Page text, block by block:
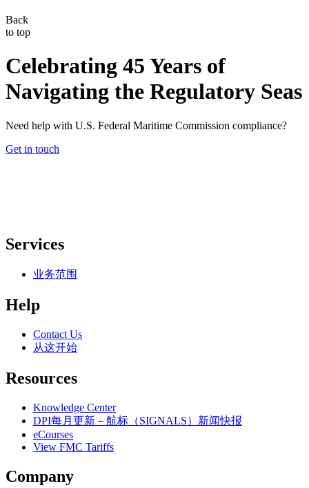
Back
to top
Celebrating 45 Years of
Navigating the Regulatory Seas
Need help with U.S. Federal Maritime Commission compliance?
Get in touch
Services
业务范围
Help
Contact Us
从这开始
Resources
Knowledge Center
DPI每月更新－航标（SIGNALS）新闻快报
eCourses
View FMC Tariffs
Company